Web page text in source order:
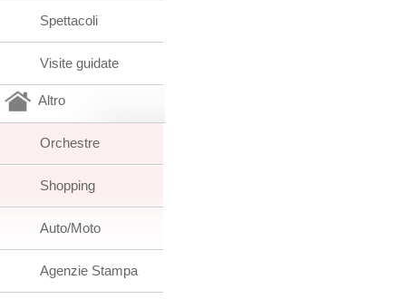
Spettacoli
Visite guidate
Altro
Orchestre
Shopping
Auto/Moto
Agenzie Stampa